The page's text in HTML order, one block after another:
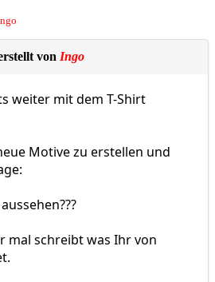
von Ingo
weiter mit dem T-Shirt
Motive zu erstellen und
mal schreibt was Ihr von